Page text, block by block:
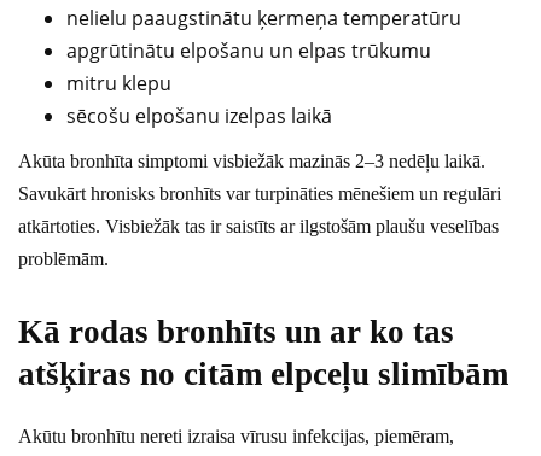
nelielu paaugstinātu ķermeņa temperatūru
apgrūtinātu elpošanu un elpas trūkumu
mitru klepu
sēcošu elpošanu izelpas laikā
Akūta bronhīta simptomi visbiežāk mazinās 2–3 nedēļu laikā.
Savukārt hronisks bronhīts var turpināties mēnešiem un regulāri
atkārtoties. Visbiežāk tas ir saistīts ar ilgstošām plaušu veselības
problēmām.
Kā rodas bronhīts un ar ko tas
atšķiras no citām elpceļu slimībām
Akūtu bronhītu nereti izraisa vīrusu infekcijas, piemēram,